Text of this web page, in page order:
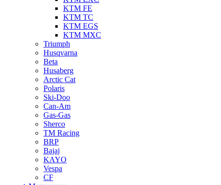
KTM FE
KTM TC
KTM EGS
KTM MXC
Triumph
Husqvarna
Beta
Husaberg
Arctic Cat
Polaris
Ski-Doo
Can-Am
Gas-Gas
Sherco
TM Racing
BRP
Bajaj
KAYO
Vespa
CF